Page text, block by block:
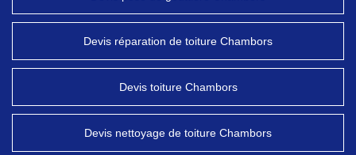
Devis réparation de toiture Chambors
Devis toiture Chambors
Devis nettoyage de toiture Chambors